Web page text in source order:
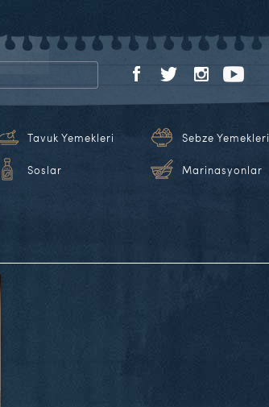
Tavuk Yemekleri Sebze Yemekleri
Soslar Marinasyonlar